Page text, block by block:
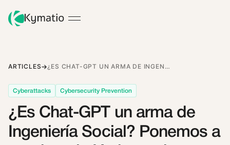
ARTICLES ¿ES CHAT-GPT UN ARMA DE INGENIERÍA SOCIAL? PONEMOS A PRUEBA A LA IA DE MODA.
Cyberattacks Cybersecurity Prevention
¿Es Chat-GPT un arma de
Ingeniería Social? Ponemos a